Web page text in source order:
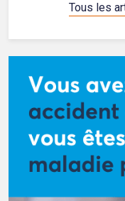
Tous les